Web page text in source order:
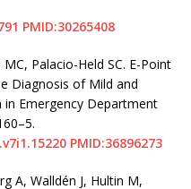
PMID:30265408
Palacio-Held SC. E-Point
Diagnosis of Mild and
in Emergency Department
PMID:36896273
A, Walldén J, Hultin M,